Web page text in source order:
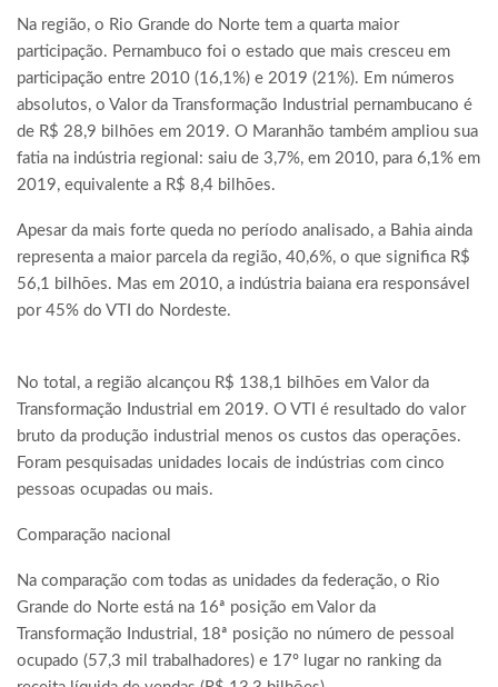
Na região, o Rio Grande do Norte tem a quarta maior
participação. Pernambuco foi o estado que mais cresceu em
participação entre 2010 (16,1%) e 2019 (21%). Em números
absolutos, o Valor da Transformação Industrial pernambucano é
de R$ 28,9 bilhões em 2019. O Maranhão também ampliou sua
fatia na indústria regional: saiu de 3,7%, em 2010, para 6,1% em
2019, equivalente a R$ 8,4 bilhões.
Apesar da mais forte queda no período analisado, a Bahia ainda
representa a maior parcela da região, 40,6%, o que significa R$
56,1 bilhões. Mas em 2010, a indústria baiana era responsável
por 45% do VTI do Nordeste.
No total, a região alcançou R$ 138,1 bilhões em Valor da
Transformação Industrial em 2019. O VTI é resultado do valor
bruto da produção industrial menos os custos das operações.
Foram pesquisadas unidades locais de indústrias com cinco
pessoas ocupadas ou mais.
Comparação nacional
Na comparação com todas as unidades da federação, o Rio
Grande do Norte está na 16ª posição em Valor da
Transformação Industrial, 18ª posição no número de pessoal
ocupado (57,3 mil trabalhadores) e 17º lugar no ranking da